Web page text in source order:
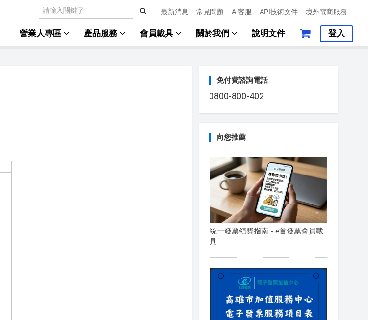
最新消息 常見問題 AI客服 API技術文件 境外電商服務
營業人專區 產品服務 會員載具 關於我們 說明文件 登入
免付費諮詢電話
0800-800-402
向您推薦
統一發票領獎指南 - e首發票會員載
具